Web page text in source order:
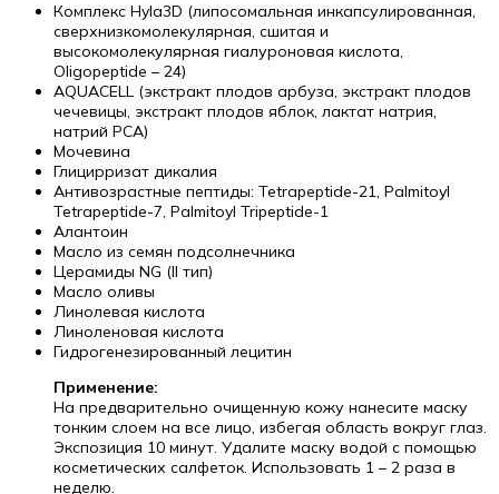
Комплекс Hyla3D (липосомальная инкапсулированная,
сверхнизкомолекулярная, сшитая и
высокомолекулярная гиалуроновая кислота,
Oligopeptide – 24)
AQUACELL (экстракт плодов арбуза, экстракт плодов
чечевицы, экстракт плодов яблок, лактат натрия,
натрий PCA)
Мочевина
Глицирризат дикалия
Антивозрастные пептиды: Tetrapeptide-21, Palmitoyl
Tetrapeptide-7, Palmitoyl Tripeptide-1
Алантоин
Масло из семян подсолнечника
Церамиды NG (II тип)
Масло оливы
Линолевая кислота
Линоленовая кислота
Гидрогенезированный лецитин
Применение:
На предварительно очищенную кожу нанесите маску
тонким слоем на все лицо, избегая область вокруг глаз.
Экспозиция 10 минут. Удалите маску водой с помощью
косметических салфеток. Использовать 1 – 2 раза в
неделю.